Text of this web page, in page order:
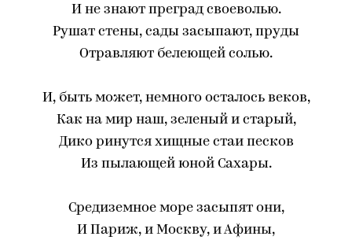
И не знают преград своеволью.
Рушат стены, сады засыпают, пруды
Отравляют белеющей солью.
И, быть может, немного осталось веков,
Как на мир наш, зеленый и старый,
Дико ринутся хищные стаи песков
Из пылающей юной Сахары.
Средиземное море засыпят они,
И Париж, и Москву, и Афины,